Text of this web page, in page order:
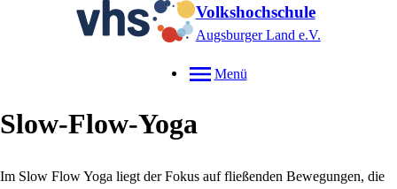
Volkshochschule
Augsburger Land e.V.
Menü
Slow-Flow-Yoga
Im Slow Flow Yoga liegt der Fokus auf fließenden Bewegungen, die